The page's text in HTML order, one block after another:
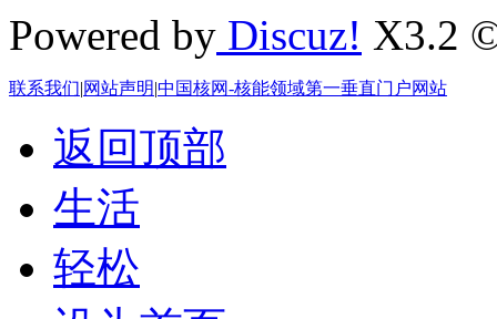
Powered by Discuz! X3.2
联系我们|网站声明|中国核网-核能领域第一垂直门户网站
返回顶部
生活
轻松